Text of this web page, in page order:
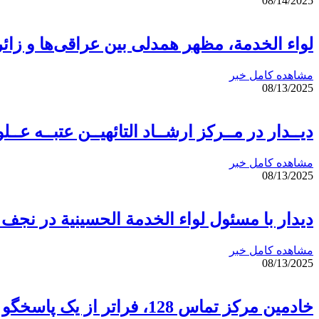
لواء الخدمة، مظهر همدلی بین عراقی‌ها و
مشاهده کامل خبر
08/13/2025
دیــدار در مــرکز ارشــاد التائهیــن عتبــه
مشاهده کامل خبر
08/13/2025
دیدار با مسئول لواء الخدمة الحسينية در
مشاهده کامل خبر
08/13/2025
خادمین مرکز تماس 128، فراتر از یک پاسخگو